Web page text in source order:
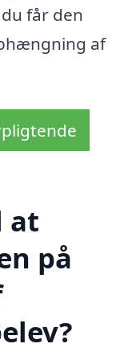
får den
af
at
på